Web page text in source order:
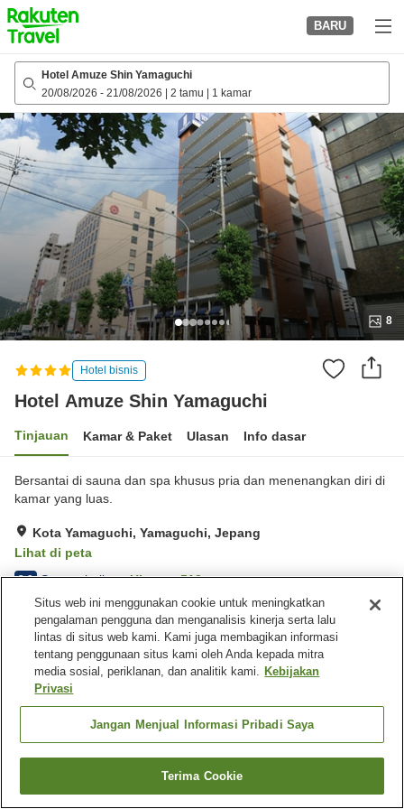
to
top
page
BARU
Hotel Amuze Shin Yamaguchi
20/08/2026 - 21/08/2026 2 tamu 1 kamar
8
Hotel bisnis
Hotel Amuze Shin Yamaguchi
Tinjauan Kamar & Paket Ulasan Info dasar
Bersantai di sauna dan spa khusus pria dan menenangkan diri di
kamar yang luas.
Kota Yamaguchi, Yamaguchi, Jepang
Lihat di peta
3.9 Sangat baik Ulasan:512
Fasilitas properti
Tempat parkir
Sauna
Spa / Salon kecantikan
Restoran
Jepang Yamaguchi
Kota Yamaguchi
Hotel Amuze Shin Yamaguchi
Cari kamar
Situs web ini menggunakan cookie untuk meningkatkan
pengalaman pengguna dan menganalisis kinerja serta lalu
lintas di situs web kami. Kami juga membagikan informasi
tentang penggunaan situs kami oleh Anda kepada mitra
media sosial, periklanan, dan analitik kami. Kebijakan
Privasi
Jangan Menjual Informasi Pribadi Saya
Terima Cookie